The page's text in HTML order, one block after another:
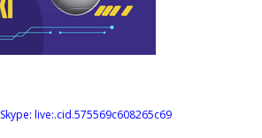
Skype: live:.cid.575569c608265c69